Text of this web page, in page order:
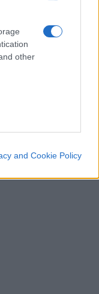
other
and Cookie Policy
degli